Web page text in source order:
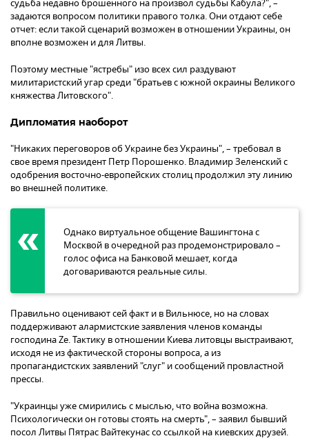
судьба недавно брошенного на произвол судьбы Кабула?", –
задаются вопросом политики правого толка. Они отдают себе
отчет: если такой сценарий возможен в отношении Украины, он
вполне возможен и для Литвы.
Поэтому местные "ястребы" изо всех сил раздувают
милитаристский угар среди "братьев с южной окраины Великого
княжества Литовского".
Дипломатия наоборот
"Никаких переговоров об Украине без Украины", – требовал в
свое время президент Петр Порошенко. Владимир Зеленский с
одобрения восточно-европейских столиц продолжил эту линию
во внешней политике.
Однако виртуальное общение Вашингтона с
Москвой в очередной раз продемонстрировало –
голос офиса на Банковой мешает, когда
договариваются реальные силы.
Правильно оценивают сей факт и в Вильнюсе, но на словах
поддерживают алармистские заявления членов команды
господина Ze. Тактику в отношении Киева литовцы выстраивают,
исходя не из фактической стороны вопроса, а из
пропагандистских заявлений "слуг" и сообщений провластной
прессы.
"Украинцы уже смирились с мыслью, что война возможна.
Психологически он готовы стоять на смерть", – заявил бывший
посол Литвы Пятрас Вайтекунас со ссылкой на киевских друзей.